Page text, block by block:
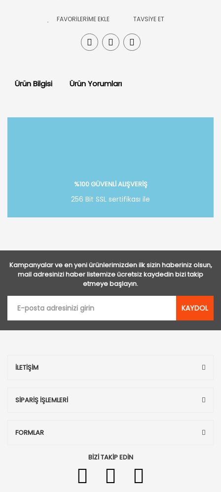
TAVSİYE ET
Ürün Bilgisi Ürün Yorumları
%100 GÜVENLİ ALIŞVERİŞ
256 Bit SSL sertifikası ile
Kampanyalar ve en yeni ürünlerimizden ilk sizin haberiniz olsun,
mail adresinizi haber listemize ücretsiz kaydedin bizi takip
etmeye başlayın.
KAYDOL
İLETİŞİM
SİPARİŞ İŞLEMLERİ
FORMLAR
BİZİ TAKİP EDİN